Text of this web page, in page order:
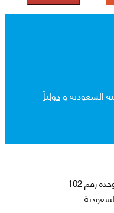
السعوديه ودولياً